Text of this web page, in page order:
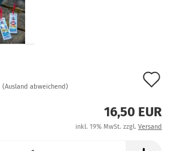
(Ausland abweichend)
16,50 EUR
inkl. 19% MwSt. zzgl. Versand